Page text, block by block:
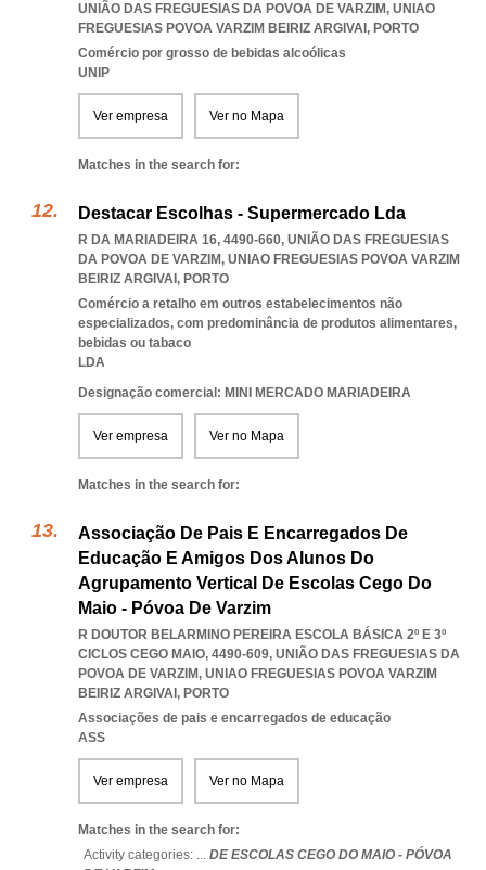
UNIÃO DAS FREGUESIAS DA POVOA DE VARZIM, UNIAO
FREGUESIAS POVOA VARZIM BEIRIZ ARGIVAI , PORTO
Comércio por grosso de bebidas alcoólicas
UNIP
Ver empresa Ver no Mapa
Matches in the search for:
Destacar Escolhas - Supermercado Lda
R DA MARIADEIRA 16, 4490-660, UNIÃO DAS FREGUESIAS
DA POVOA DE VARZIM, UNIAO FREGUESIAS POVOA VARZIM
BEIRIZ ARGIVAI , PORTO
Comércio a retalho em outros estabelecimentos não
especializados, com predominância de produtos alimentares,
bebidas ou tabaco
LDA
Designação comercial: MINI MERCADO MARIADEIRA
Ver empresa Ver no Mapa
Matches in the search for:
Associação De Pais E Encarregados De
Educação E Amigos Dos Alunos Do
Agrupamento Vertical De Escolas Cego Do
Maio - Póvoa De Varzim
R DOUTOR BELARMINO PEREIRA ESCOLA BÁSICA 2º E 3º
CICLOS CEGO MAIO, 4490-609, UNIÃO DAS FREGUESIAS DA
POVOA DE VARZIM, UNIAO FREGUESIAS POVOA VARZIM
BEIRIZ ARGIVAI , PORTO
Associações de pais e encarregados de educação
ASS
Ver empresa Ver no Mapa
Matches in the search for:
Activity categories: ... DE ESCOLAS CEGO DO MAIO - PÓVOA